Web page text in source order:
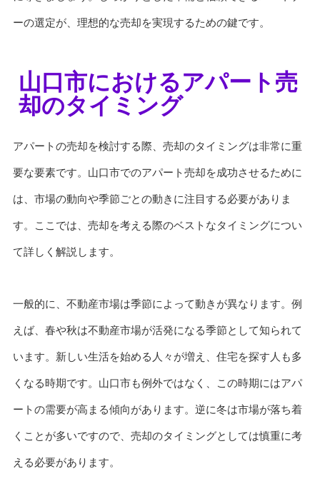
ーの選定が、理想的な売却を実現するための鍵です。
山口市におけるアパート売
却のタイミング
アパートの売却を検討する際、売却のタイミングは非常に重
要な要素です。山口市でのアパート売却を成功させるために
は、市場の動向や季節ごとの動きに注目する必要がありま
す。ここでは、売却を考える際のベストなタイミングについ
て詳しく解説します。
一般的に、不動産市場は季節によって動きが異なります。例
えば、春や秋は不動産市場が活発になる季節として知られて
います。新しい生活を始める人々が増え、住宅を探す人も多
くなる時期です。山口市も例外ではなく、この時期にはアパ
ートの需要が高まる傾向があります。逆に冬は市場が落ち着
くことが多いですので、売却のタイミングとしては慎重に考
える必要があります。